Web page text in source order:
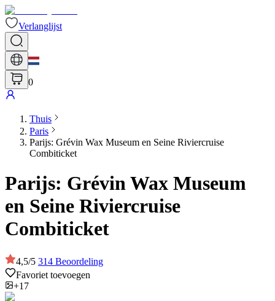
Verlanglijst
0
Thuis
Paris
Parijs: Grévin Wax Museum en Seine Riviercruise
Combiticket
Parijs: Grévin Wax Museum
en Seine Riviercruise
Combiticket
4,5/5 314 Beoordeling
Favoriet toevoegen
+17